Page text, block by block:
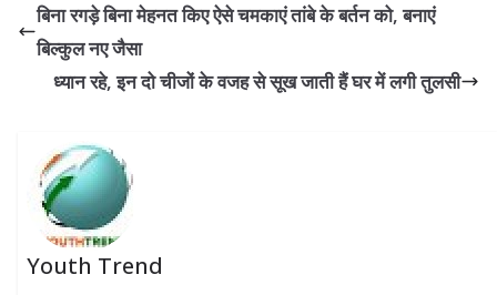
बिना रगड़े बिना मेहनत किए ऐसे चमकाएं तांबे के बर्तन को, बनाएं
बिल्कुल नए जैसा
ध्यान रहे, इन दो चीजों के वजह से सूख जाती हैं घर में लगी तुलसी
Youth Trend